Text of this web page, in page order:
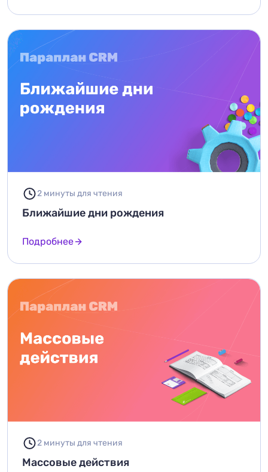
2 минуты для чтения
Ближайшие дни рождения
Подробнее
2 минуты для чтения
Массовые действия